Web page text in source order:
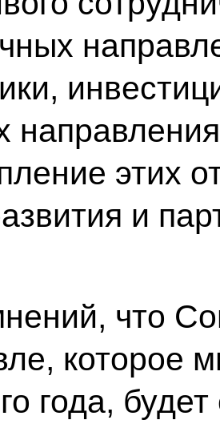
этих
и
что
которое
года, будет